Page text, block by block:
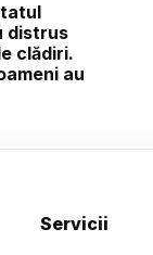
distrus
clădiri.
au
Servicii